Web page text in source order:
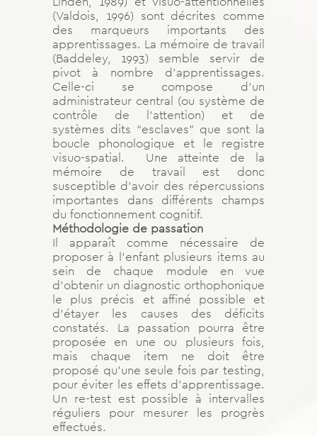
(Valdois, 1996) sont décrites comme
des marqueurs importants des
apprentissages. La mémoire de travail
(Baddeley, 1993) semble servir de
pivot à nombre d’apprentissages.
Celle-ci se compose d’un
administrateur central (ou système de
contrôle de l’attention) et de
systèmes dits “esclaves” que sont la
boucle phonologique et le
registre
visuo-spatial. Une atteinte de la
mémoire de travail est donc
susceptible d’avoir des répercussions
importantes dans différents champs
du fonctionnement cognitif.
Méthodologie de passation
Il apparaît comme nécessaire de
proposer à l’enfant plusieurs items au
sein de chaque module en vue
d’obtenir un diagnostic orthophonique
le plus précis et affiné possible et
d’étayer les causes des déficits
constatés. La passation pourra être
proposée en une ou plusieurs fois,
mais chaque item ne doit être
proposé qu’une seule fois par testing,
pour éviter les effets d’apprentissage.
Un re-test est possible à intervalles
réguliers pour mesurer les progrès
effectués.